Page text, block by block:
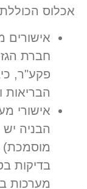
אכלוס
אישורים
חברת
פקע"ר,
הבריאות
אישורי
הבניה
מוסמכת)
בדיקות
מערכות